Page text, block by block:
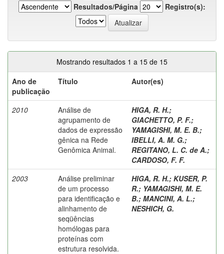
Resultados/Página
Registro(s):
Mostrando resultados 1 a 15 de 15
Ano de
publicação
Título Autor(es)
2010
Análise de
agrupamento de
dados de expressão
gênica na Rede
Genômica Animal.
HIGA, R. H.;
GIACHETTO, P. F.;
YAMAGISHI, M. E. B.;
IBELLI, A. M. G.;
REGITANO, L. C. de A.;
CARDOSO, F. F.
2003
Análise preliminar
de um processo
para identificação e
alinhamento de
seqüências
homólogas para
proteínas com
estrutura resolvida.
HIGA, R. H.; KUSER, P.
R.; YAMAGISHI, M. E.
B.; MANCINI, A. L.;
NESHICH, G.